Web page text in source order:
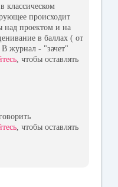
классическом
происходит
над проектом и на
в баллах ( от
журнал - "зачет"
, чтобы оставлять
, чтобы оставлять